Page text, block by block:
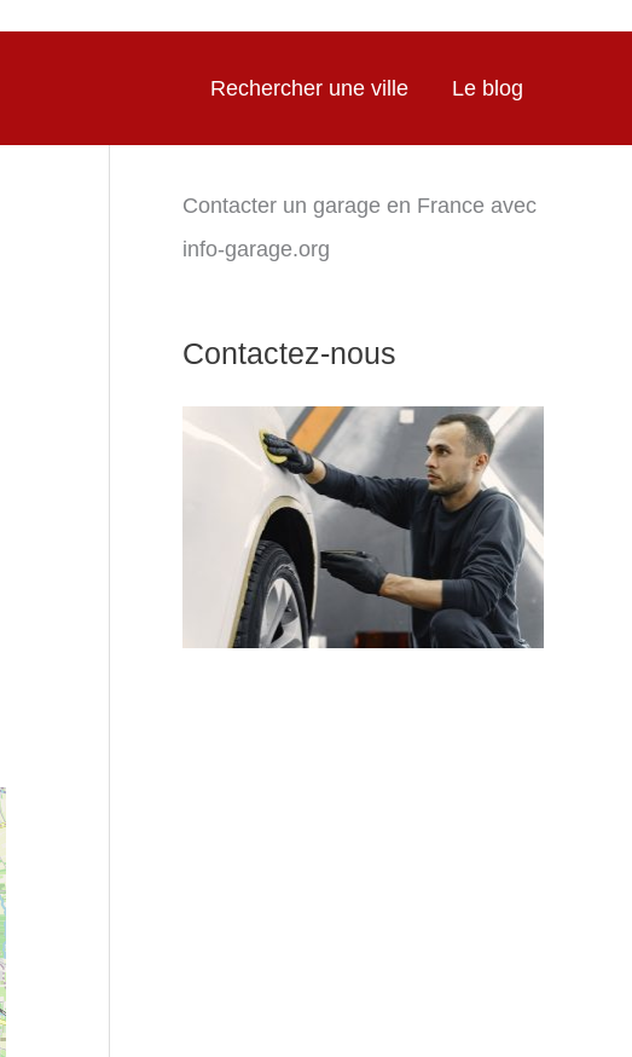
Rechercher une ville Le blog
Contacter un garage en France avec
info-garage.org
Contactez-nous